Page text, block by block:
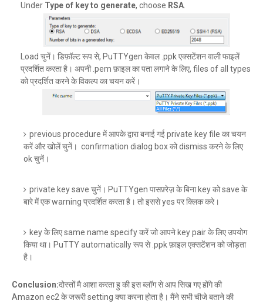
Under Type of key to generate, choose RSA
Load चुनें। डिफ़ॉल्ट रूप से, PuTTYgen केवल .ppk एक्सटेंशन वाली फाइलें
प्रदर्शित करता है। अपनी .pem फ़ाइल का पता लगाने के लिए, files of all types
को प्रदर्शित करने के विकल्प का चयन करें।
previous procedure में आपके द्वारा बनाई गई private key file का चयन
करें और खोलें चुनें। confirmation dialog box को dismiss करने के लिए
ok चुनें।
private key save चुनें। PuTTYgen पासफ़्रेज़ के बिना key को save के
बारे में एक warning प्रदर्शित करता है। तो इससे yes पर क्लिक करे।
key के लिए same name specify करें जो आपने key pair के लिए उपयोग
किया था। PuTTY automatically रूप से .ppk फ़ाइल एक्सटेंशन को जोड़ता
है।
Conclusion:दोस्तों मै आशा करता हु की इस ब्लॉग से आप सिख गए होंगे की
Amazon ec2 के जरूरी setting क्या करना होता है। मैंने सभी चीजे बताने की